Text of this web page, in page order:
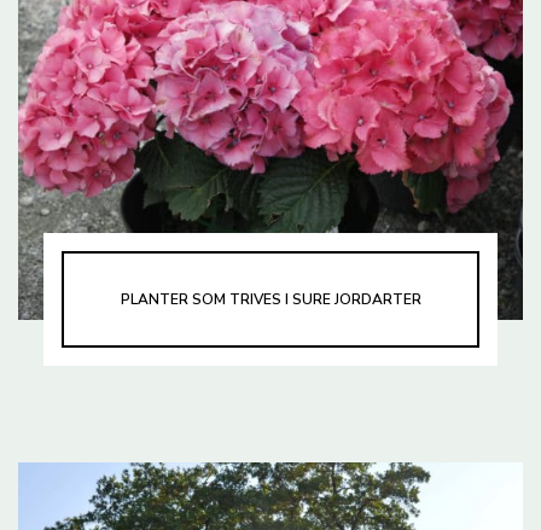
PLANTER SOM TRIVES I SURE JORDARTER